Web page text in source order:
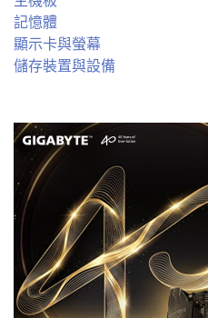
記憶體
顯示卡與螢幕
儲存裝置與設備